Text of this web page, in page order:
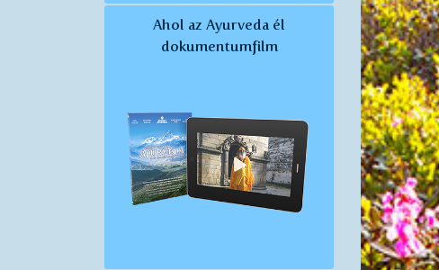
Ahol az Ayurveda él
dokumentumfilm